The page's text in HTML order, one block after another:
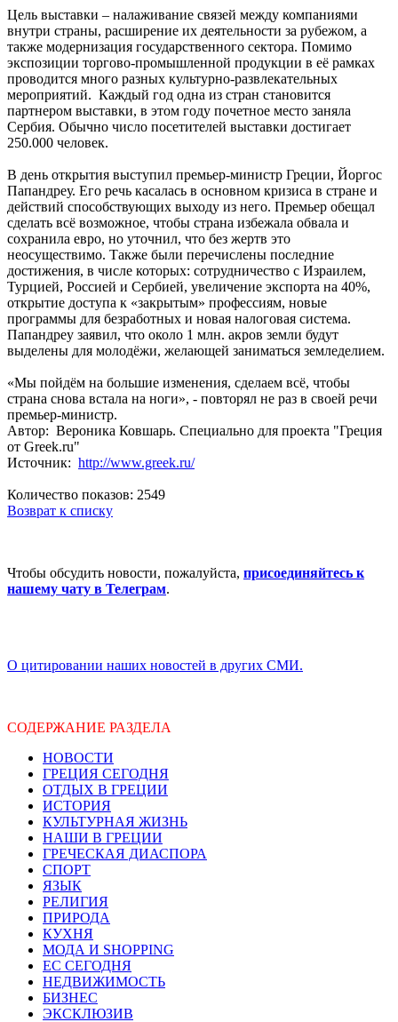
Цель выставки – налаживание связей между компаниями
внутри страны, расширение их деятельности за рубежом, а
также модернизация государственного сектора. Помимо
экспозиции торгово-промышленной продукции в её рамках
проводится много разных культурно-развлекательных
мероприятий. Каждый год одна из стран становится
партнером выставки, в этом году почетное место заняла
Сербия. Обычно число посетителей выставки достигает
250.000 человек.
В день открытия выступил премьер-министр Греции, Йоргос
Папандреу. Его речь касалась в основном кризиса в стране и
действий способствующих выходу из него. Премьер обещал
сделать всё возможное, чтобы страна избежала обвала и
сохранила евро, но уточнил, что без жертв это
неосуществимо. Также были перечислены последние
достижения, в числе которых: сотрудничество с Израилем,
Турцией, Россией и Сербией, увеличение экспорта на 40%,
открытие доступа к «закрытым» профессиям, новые
программы для безработных и новая налоговая система.
Папандреу заявил, что около 1 млн. акров земли будут
выделены для молодёжи, желающей заниматься земледелием.
«Мы пойдём на большие изменения, сделаем всё, чтобы
страна снова встала на ноги», - повторял не раз в своей речи
премьер-министр.
Автор: Вероника Ковшарь. Специально для проекта "Греция
от Greek.ru"
Источник: http://www.greek.ru/
Количество показов: 2549
Возврат к списку
Чтобы обсудить новости, пожалуйста, присоединяйтесь к
нашему чату в Телеграм.
О цитировании наших новостей в других СМИ.
СОДЕРЖАНИЕ РАЗДЕЛА
НОВОСТИ
ГРЕЦИЯ СЕГОДНЯ
ОТДЫХ В ГРЕЦИИ
ИСТОРИЯ
КУЛЬТУРНАЯ ЖИЗНЬ
НАШИ В ГРЕЦИИ
ГРЕЧЕСКАЯ ДИАСПОРА
СПОРТ
ЯЗЫК
РЕЛИГИЯ
ПРИРОДА
КУХНЯ
МОДА И SHOPPING
ЕС СЕГОДНЯ
НЕДВИЖИМОСТЬ
БИЗНЕС
ЭКСКЛЮЗИВ